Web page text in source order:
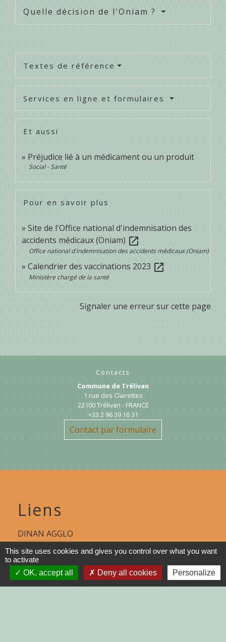
Quelle décision de l'Oniam ?
Textes de référence
Services en ligne et formulaires
Et aussi
Préjudice lié à un médicament ou un produit
Social - Santé
Pour en savoir plus
Site de l'Office national d'indemnisation des
accidents médicaux (Oniam) open_in_new
Office national d'indemnisation des accidents médicaux (Oniam)
Calendrier des vaccinations 2023 open_in_new
Ministère chargé de la santé
Signaler une erreur sur cette page
Contacts
Commune de Trélivan
1 rue des Clairettes
22100 Trélivan - FRANCE
+33 2 96 39 16 31
Contact par formulaire
Liens
DINAN AGGLO
CINEMAS DINAN
COTES D'ARMOR
This site uses cookies and gives you control over what you want
to activate
OK, accept all
Deny all cookies Personalize